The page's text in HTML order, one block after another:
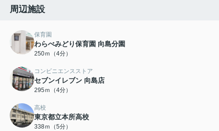
周辺施設
保育園
わらべみどり保育園 向島分園
250ｍ（4分）
コンビニエンスストア
セブンイレブン 向島店
295ｍ（4分）
高校
東京都立本所高校
338ｍ（5分）